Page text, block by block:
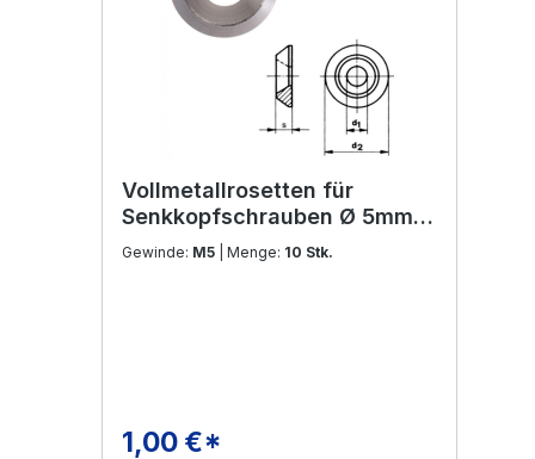
Vollmetallrosetten für
Senkkopfschrauben Ø 5mm
Edelstahl V2A
Gewinde: M5 | Menge: 10 Stk.
Regulärer Preis:
1,00 €*